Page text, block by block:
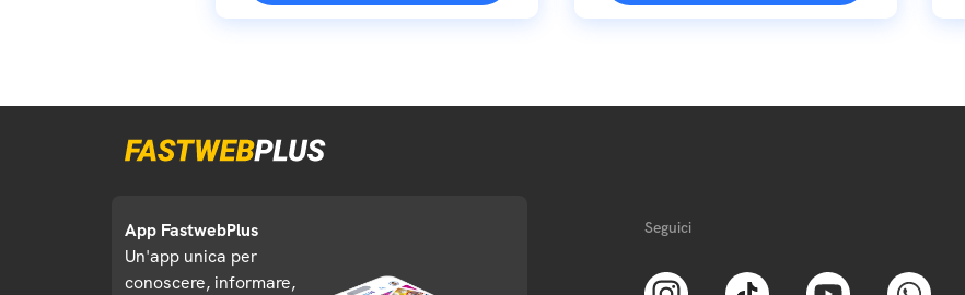
App FastwebPlus
Un'app unica per
conoscere, informare,
Seguici